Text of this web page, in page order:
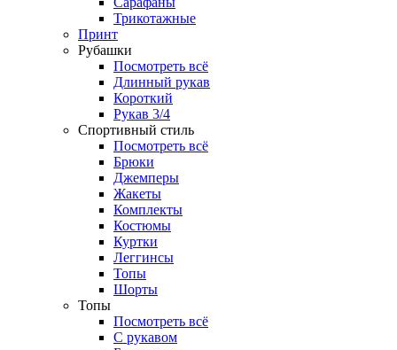
Трикотажные
Принт
Рубашки
Посмотреть всё
Длинный рукав
Короткий
Рукав 3/4
Спортивный стиль
Посмотреть всё
Брюки
Джемперы
Жакеты
Комплекты
Костюмы
Куртки
Леггинсы
Топы
Шорты
Топы
Посмотреть всё
C рукавом